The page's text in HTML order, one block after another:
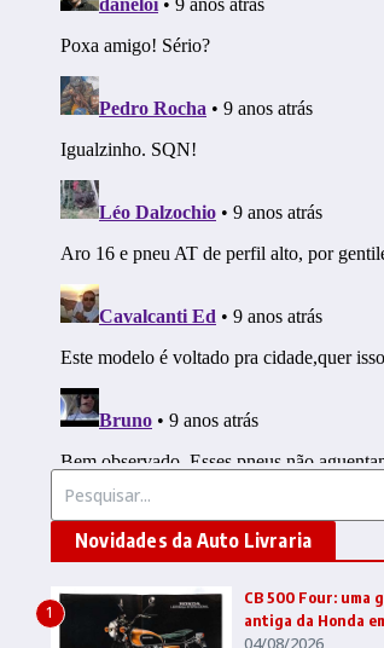
Novidades da Auto Livraria
1
CB 500 Four: uma
antiga da Honda